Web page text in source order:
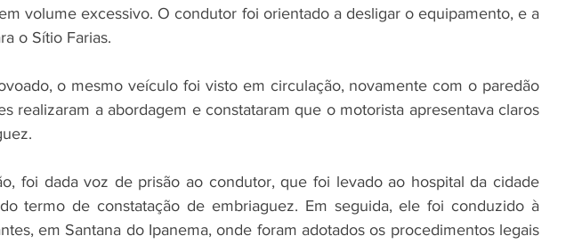
volume excessivo. O condutor foi orientado a desligar o equipamento, e a
o Sítio Farias.
o mesmo veículo foi visto em circulação, novamente com o paredão
realizaram a abordagem e constataram que o motorista apresentava claros
foi dada voz de prisão ao condutor, que foi levado ao hospital da cidade
termo de constatação de embriaguez. Em seguida, ele foi conduzido à
em Santana do Ipanema, onde foram adotados os procedimentos legais